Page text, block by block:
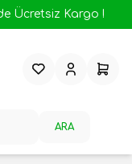
Ücretsiz Kargo !
ARA
FavorilerimHesabım